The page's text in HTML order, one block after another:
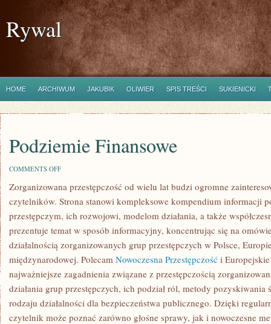
Rywal
HOME ARCHIWUM JAKUBIK OLIWIER SPIS TREŚCI SUKIENICKI
Podziemie Finansowe
COMMENTS OFFON
FINANSOWE
Zorganizowana przestępczość od wielu lat budzi ogromne
czytelników. Strona stanowi kompleksowe kompendium informacji
przestępczym, ich rozwojowi, modelom działania, a także
prezentuje temat w sposób informacyjny, koncentrując się na
działalnością zorganizowanych grup przestępczych w Polsce,
międzynarodowej. Polecam Nowoczesna Przestępczość i
najważniejsze zagadnienia związane z przestępczością
działania grup przestępczych, ich podział ról, metody pozyskiwania
rodzaju działalności dla bezpieczeństwa publicznego. Dzięki
czytelnik może poznać zarówno głośne sprawy, jak i nowoczesne